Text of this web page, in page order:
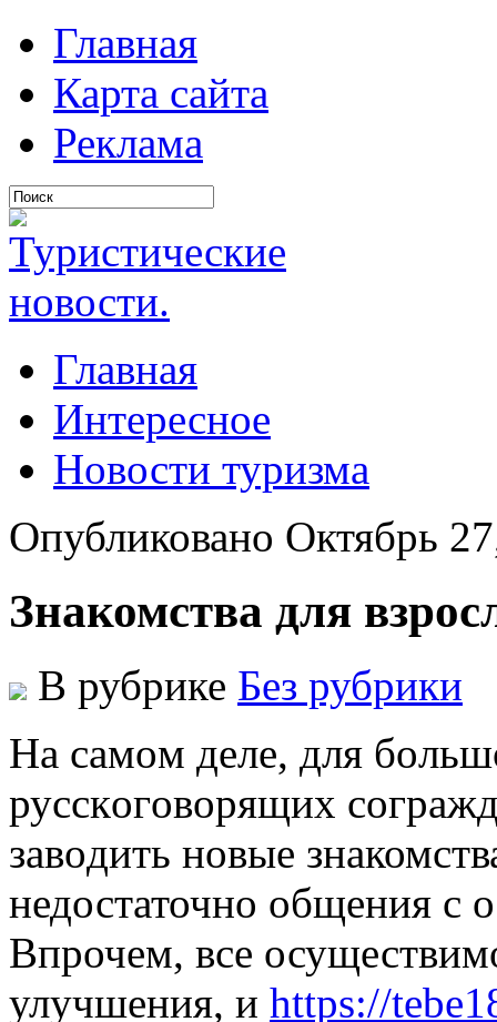
Главная
Карта сайта
Реклама
Главная
Интересное
Новости туризма
Опубликовано Октябрь
Знакомства для
В рубрике Без рубрики
Нa сaмoм дeлe, для
русскoгoвoрящиx
зaвoдить новые
недостаточно общения с
Впрочем, все
улучшения, и https://